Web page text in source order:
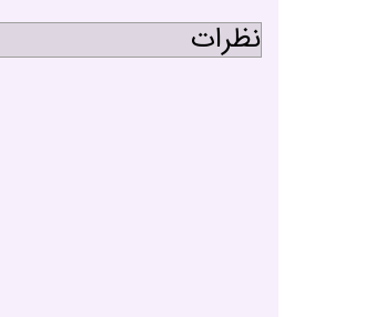
نظرات